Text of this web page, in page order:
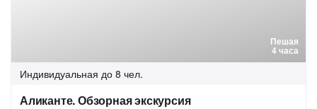
Пешая
4 часа
Индивидуальная до 8 чел.
Аликанте. Обзорная экскурсия